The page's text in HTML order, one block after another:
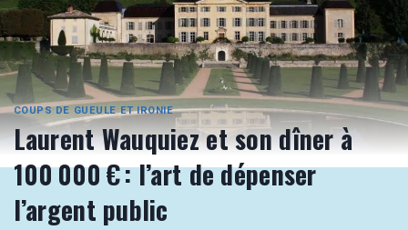
COUPS DE GUEULE ET IRONIE
Laurent Wauquiez et son dîner à
100 000 € : l’art de dépenser
l’argent public